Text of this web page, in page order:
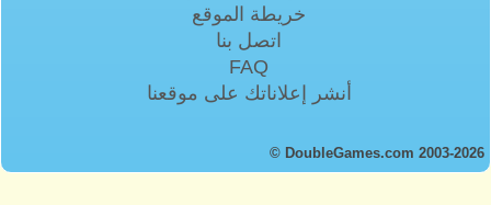
خريطة الموقع
اتصل بنا
FAQ
أنشر إعلاناتك على موقعنا
© DoubleGames.com 2003-2026